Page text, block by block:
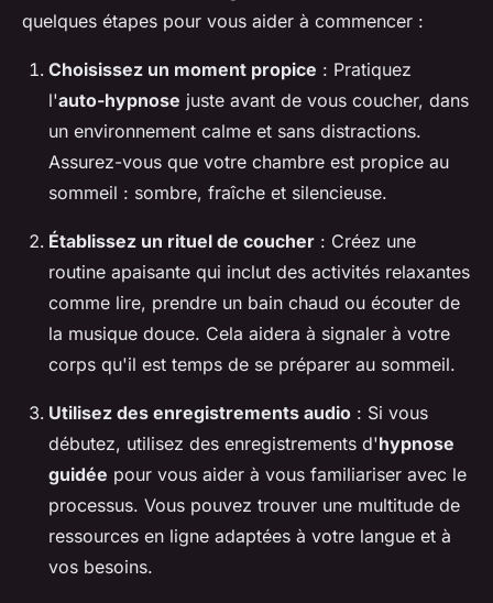
quelques étapes pour vous aider à commencer :
Choisissez un moment propice : Pratiquez
l'auto-hypnose juste avant de vous coucher, dans
un environnement calme et sans distractions.
Assurez-vous que votre chambre est propice au
sommeil : sombre, fraîche et silencieuse.
Établissez un rituel de coucher : Créez une
routine apaisante qui inclut des activités relaxantes
comme lire, prendre un bain chaud ou écouter de
la musique douce. Cela aidera à signaler à votre
corps qu'il est temps de se préparer au sommeil.
Utilisez des enregistrements audio : Si vous
débutez, utilisez des enregistrements d'hypnose
guidée pour vous aider à vous familiariser avec le
processus. Vous pouvez trouver une multitude de
ressources en ligne adaptées à votre langue et à
vos besoins.